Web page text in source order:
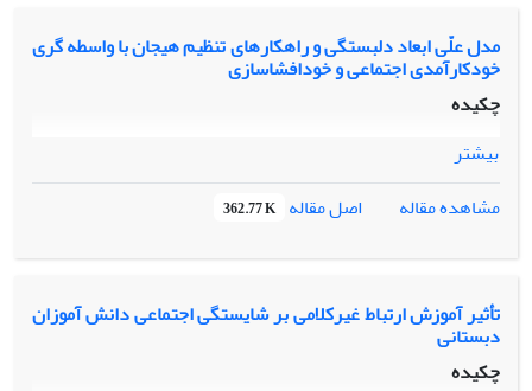
مدل علّی ابعاد دلبستگی و راهکارهای تنظیم هیجان با واسطه گری
خودکارآمدی اجتماعی و خودافشاسازی
چکیده
بیشتر
مشاهده مقاله
اصل مقاله 362.77 K
تأثیر آموزش ارتباط غیرکلامی بر شایستگی اجتماعی دانش آموزان
دبستانی
چکیده